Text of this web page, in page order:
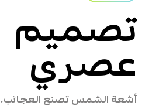
تصميم
عصري
أشعة الشمس تصنع العجائب.